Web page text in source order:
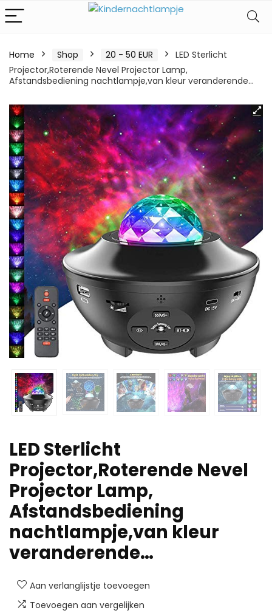
Home Shop 20 - 50 EUR
LED Sterlicht
Projector,Roterende Nevel Projector Lamp,
Afstandsbediening nachtlampje,van kleur veranderende…
LED Sterlicht
Projector,Roterende Nevel
Projector Lamp,
Afstandsbediening
nachtlampje,van kleur
veranderende…
Aan verlanglijstje toevoegen
Toevoegen aan vergelijken